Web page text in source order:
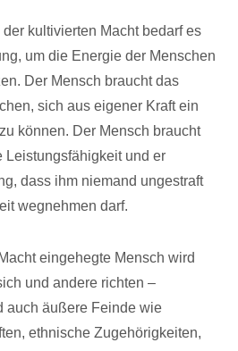
kultivierten Macht bedarf es
um die Energie der Menschen
Der Mensch braucht das
sich aus eigener Kraft ein
können. Der Mensch braucht
Leistungsfähigkeit und er
dass ihm niemand ungestraft
wegnehmen darf.
eingehegte Mensch wird
und andere richten –
auch äußere Feinde wie
ethnische Zugehörigkeiten,